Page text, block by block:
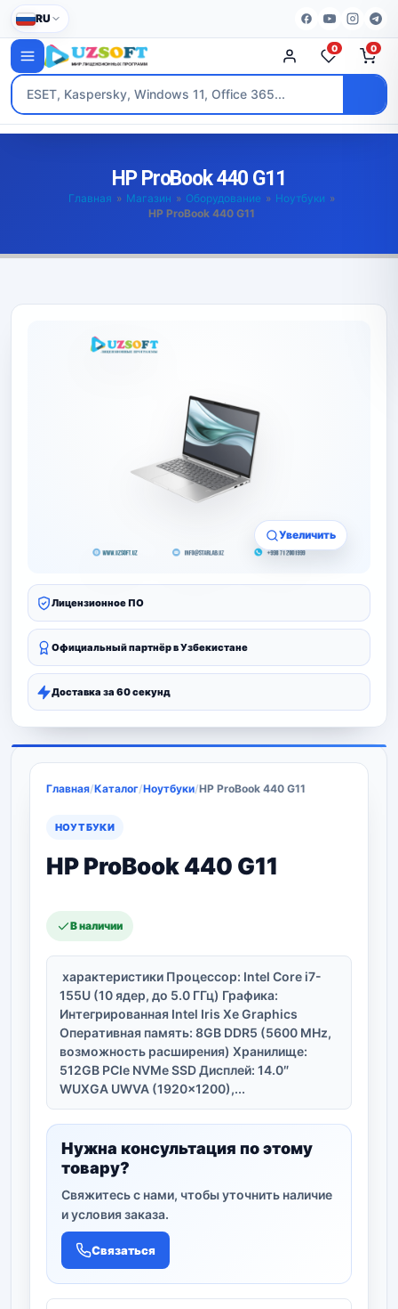
RU
0 0
HP ProBook 440 G11
Главная » Магазин » Оборудование » Ноутбуки »
HP ProBook 440 G11
Увеличить
Лицензионное ПО
Официальный партнёр в Узбекистане
Доставка за 60 секунд
Главная/Каталог/Ноутбуки/HP ProBook 440 G11
НОУТБУКИ
HP ProBook 440 G11
В наличии
характеристики Процессор: Intel Core i7-
155U (10 ядер, до 5.0 ГГц) Графика:
Интегрированная Intel Iris Xe Graphics
Оперативная память: 8GB DDR5 (5600 MHz,
возможность расширения) Хранилище:
512GB PCIe NVMe SSD Дисплей: 14.0″
WUXGA UWVA (1920×1200),...
Нужна консультация по этому
товару?
Свяжитесь с нами, чтобы уточнить наличие
и условия заказа.
Связаться